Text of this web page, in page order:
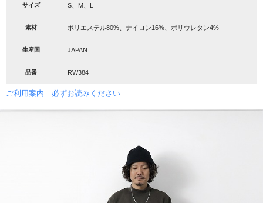
サイズ S、M、L
素材 ポリエステル80%、ナイロン16%、ポリウレタン4%
生産国 JAPAN
品番 RW384
ご利用案内 必ずお読みください